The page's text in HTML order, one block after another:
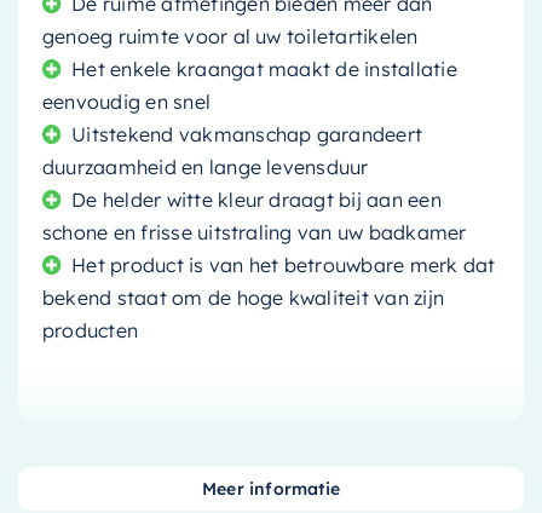
genoeg ruimte voor al uw toiletartikelen
Het enkele kraangat maakt de installatie
eenvoudig en snel
Uitstekend vakmanschap garandeert
duurzaamheid en lange levensduur
De helder witte kleur draagt bij aan een
schone en frisse uitstraling van uw badkamer
Het product is van het betrouwbare merk dat
bekend staat om de hoge kwaliteit van zijn
producten
Als u op zoek bent naar een elegante en
Meer informatie